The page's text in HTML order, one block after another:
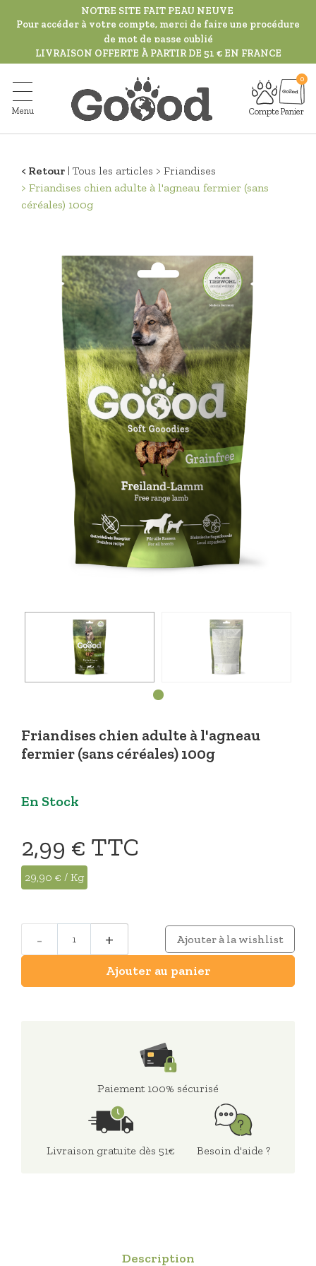
principal
NOTRE SITE FAIT PEAU NEUVE
Pour accéder à votre compte, merci de faire une procédure
de mot de passe oublié
LIVRAISON OFFERTE À PARTIR DE 51 € EN FRANCE
Menu Compte Panier
Retour Tous les articles
Friandises
Friandises chien adulte à l'agneau fermier (sans
céréales) 100g
Friandises chien adulte à l'agneau
fermier (sans céréales) 100g
En Stock
2,99 € TTC
29,90 € / Kg
- +
Ajouter au panier
Ajouter à la wishlist
Paiement 100% sécurisé
Livraison gratuite dès 51€ Besoin d'aide ?
Description